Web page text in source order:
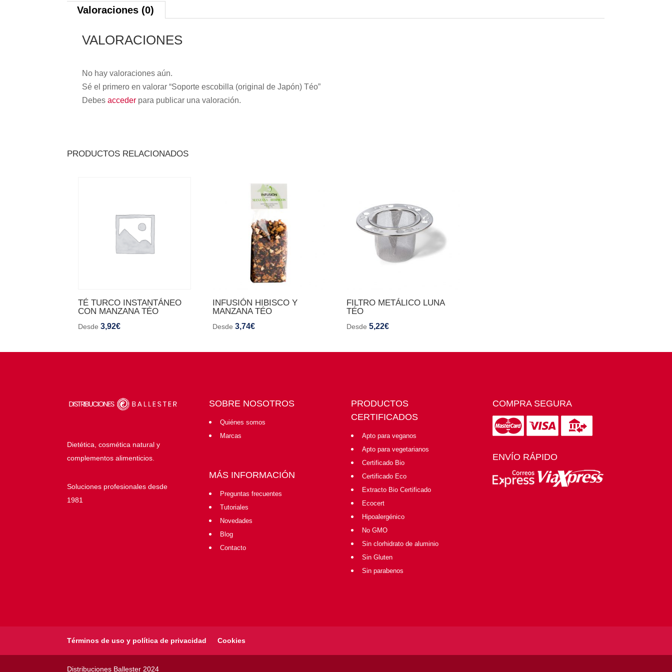
Valoraciones (0)
VALORACIONES
No hay valoraciones aún.
Sé el primero en valorar “Soporte escobilla (original de Japón) Téo”
Debesacceder para publicar una valoración.
PRODUCTOS RELACIONADOS
TÉ TURCO INSTANTÁNEO
CON MANZANA TÉO
Desde 3,92€
INFUSIÓN HIBISCO Y
MANZANA TÉO
Desde 3,74€
FILTRO METÁLICO LUNA
TÉO
Desde5,22€
Dietética, cosmética natural y
complementos alimenticios.
Soluciones profesionales desde
1981
SOBRE NOSOTROS
Quiénes somos
Marcas
MÁS INFORMACIÓN
Preguntas frecuentes
Tutoriales
Novedades
Blog
Contacto
PRODUCTOS
CERTIFICADOS
Apto para veganos
Apto para vegetarianos
Certificado Bio
Certificado Eco
Extracto Bio Certificado
Ecocert
Hipoalergénico
No GMO
Sin clorhidrato de aluminio
Sin Gluten
Sin parabenos
COMPRA SEGURA
ENVÍO RÁPIDO
Términos de uso y política de privacidad Cookies
Distribuciones Ballester 2024